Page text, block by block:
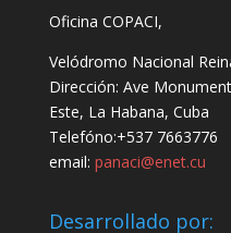
Oficina COPACI,
Velódromo Nacional
Dirección: Ave
Este, La Habana, Cuba
Telefóno:+537 7663776
email: panaci@enet.cu
Desarrollado